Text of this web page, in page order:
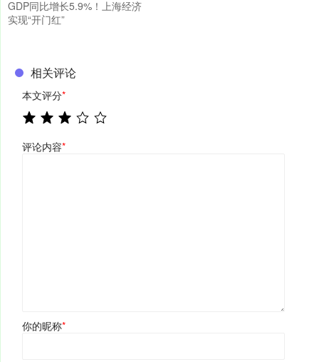
GDP同比增长5.9%！上海经济
实现“开门红”
相关评论
本文评分*
评论内容*
你的昵称*